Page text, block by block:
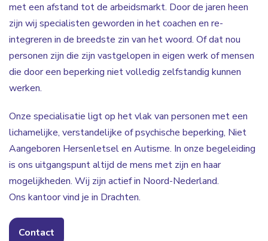
met een afstand tot de arbeidsmarkt. Door de jaren heen
zijn wij specialisten geworden in het coachen en re-
integreren in de breedste zin van het woord. Of dat nou
personen zijn die zijn vastgelopen in eigen werk of mensen
die door een beperking niet volledig zelfstandig kunnen
werken.
Onze specialisatie ligt op het vlak van personen met een
lichamelijke, verstandelijke of psychische beperking, Niet
Aangeboren Hersenletsel en Autisme. In onze begeleiding
is ons uitgangspunt altijd de mens met zijn en haar
mogelijkheden. Wij zijn actief in Noord-Nederland.
Ons kantoor vind je in Drachten.
Contact